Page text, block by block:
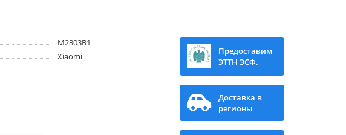
M2303B1
Xiaomi
Предоставим
ЭТТН ЭСФ.
Доставка в
регионы